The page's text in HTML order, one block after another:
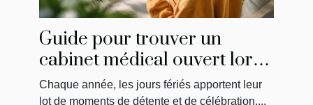
Guide pour trouver un
cabinet médical ouvert lors
des jours fériés
Chaque année, les jours fériés apportent leur
lot de moments de détente et de célébration....